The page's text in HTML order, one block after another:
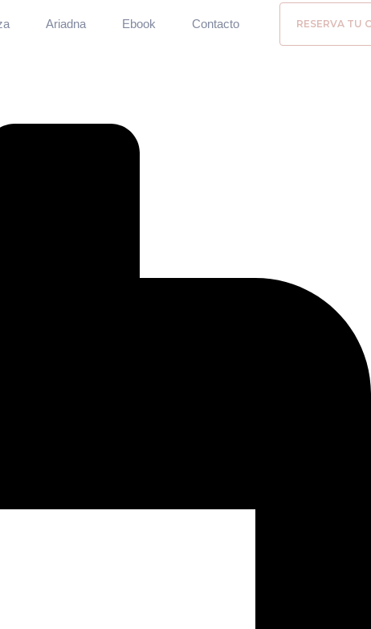
Ariadna Ebook Contacto RESERVA TU